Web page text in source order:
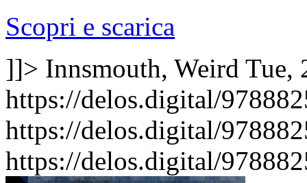
Scopri e scarica
]]> Innsmouth, Weird Tue,
https://delos.digital/
https://delos.digital/
https://delos.digital/